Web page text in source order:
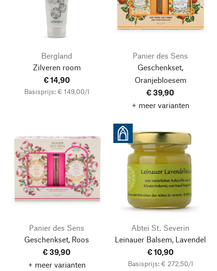
Bergland
Zilveren room
€ 14,90
Basisprijs: € 149,00/l
Panier des Sens
Geschenkset,
Oranjebloesem
€ 39,90
+ meer varianten
Panier des Sens
Geschenkset, Roos
€ 39,90
+ meer varianten
Abtei St. Severin
Leinauer Balsem, Lavendel
€ 10,90
Basisprijs: € 272,50/l